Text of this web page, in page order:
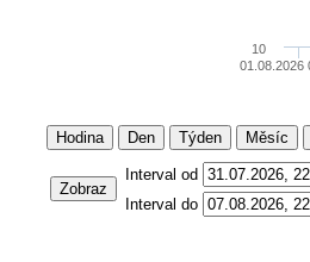
01.08.2026
10
Hodina Den Týden Měsíc
Zobraz
Interval od
Interval do